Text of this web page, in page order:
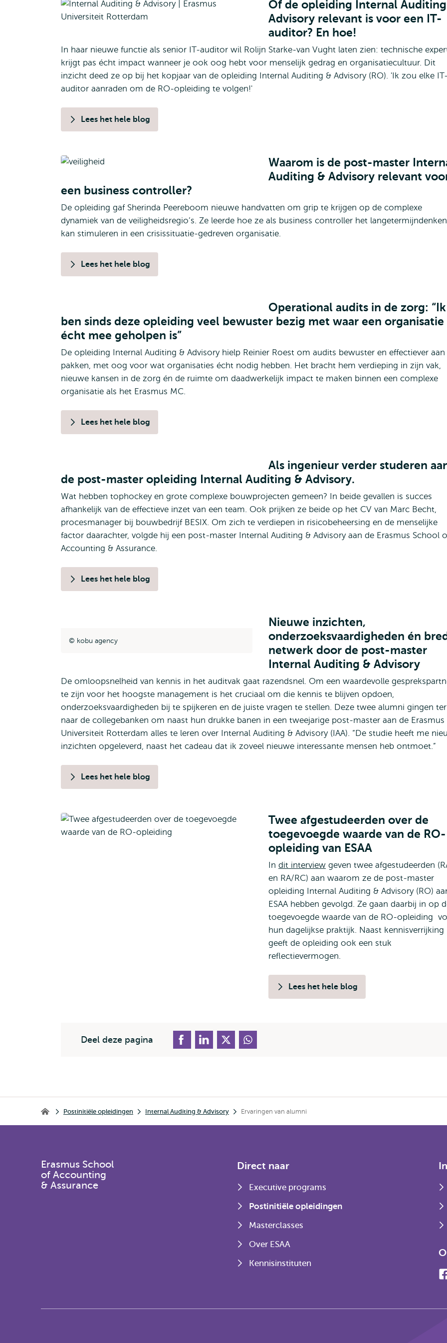
Of de opleiding Internal
Advisory relevant is voor een IT-
auditor? En hoe!
In haar nieuwe functie als senior IT-auditor wil Rolijn Starke-van Vught laten zien: technische
krijgt pas écht impact wanneer je ook oog hebt voor menselijk gedrag en organisatiecultuur. Dit
inzicht deed ze op bij het kopjaar van de opleiding Internal Auditing & Advisory (RO). 'Ik zou elke
auditor aanraden om de RO-opleiding te volgen!'
Lees het hele blog
Waarom is de post-master
Auditing & Advisory relevant
een business controller?
De opleiding gaf Sherinda Peereboom nieuwe handvatten om grip te krijgen op de complexe
dynamiek van de veiligheidsregio’s. Ze leerde hoe ze als business controller het langetermijndenken
kan stimuleren in een crisissituatie-gedreven organisatie.
Lees het hele blog
Operational audits in de zorg: “Ik
ben sinds deze opleiding veel bewuster bezig met waar een organisatie
écht mee geholpen is”
De opleiding Internal Auditing & Advisory hielp Reinier Roest om audits bewuster en effectiever aan
pakken, met oog voor wat organisaties écht nodig hebben. Het bracht hem verdieping in zijn vak,
nieuwe kansen in de zorg én de ruimte om daadwerkelijk impact te maken binnen een complexe
organisatie als het Erasmus MC.
Lees het hele blog
Als ingenieur verder studeren
de post-master opleiding Internal Auditing & Advisory.
Wat hebben tophockey en grote complexe bouwprojecten gemeen? In beide gevallen is succes
afhankelijk van de effectieve inzet van een team. Ook prijken ze beide op het CV van Marc Becht,
procesmanager bij bouwbedrijf BESIX. Om zich te verdiepen in risicobeheersing en de menselijke
factor daarachter, volgde hij een post-master Internal Auditing & Advisory aan de Erasmus School
Accounting & Assurance.
Lees het hele blog
kobu agency
Nieuwe inzichten,
onderzoeksvaardigheden én
netwerk door de post-master
Internal Auditing & Advisory
De omloopsnelheid van kennis in het auditvak gaat razendsnel. Om een waardevolle
te zijn voor het hoogste management is het cruciaal om die kennis te blijven opdoen,
onderzoeksvaardigheden bij te spijkeren en de juiste vragen te stellen. Deze twee alumni gingen
naar de collegebanken om naast hun drukke banen in een tweejarige post-master aan de Erasmus
Universiteit Rotterdam alles te leren over Internal Auditing & Advisory (IAA). “De studie heeft me
inzichten opgeleverd, naast het cadeau dat ik zoveel nieuwe interessante mensen heb ontmoet.”
Lees het hele blog
Twee afgestudeerden over de
toegevoegde waarde van de RO-
opleiding van ESAA
In dit interview geven twee afgestudeerden
en RA/RC) aan waarom ze de post-master
opleiding Internal Auditing & Advisory (RO)
ESAA hebben gevolgd. Ze gaan daarbij in op
toegevoegde waarde van de RO-opleiding
hun dagelijkse praktijk. Naast kennisverrijking
geeft de opleiding ook een stuk
reflectievermogen.
Lees het hele blog
Deel deze pagina
Erasmus School of Accounting & Assurance
Postinitiële opleidingen Internal Auditing & Advisory Ervaringen van alumni
Erasmus School
of Accounting
& Assurance
Direct naar
Executive programs
Postinitiële opleidingen
Masterclasses
Over ESAA
Kennisinstituten